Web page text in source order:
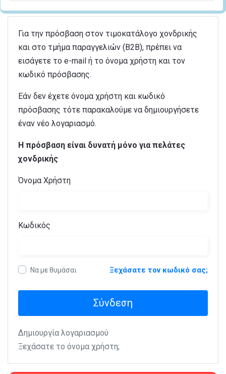
Για την πρόσβαση στον τιμοκατάλογο χονδρικής
και στο τμήμα παραγγελιών (B2B), πρέπει να
εισάγετε το e-mail ή το όνομα χρήστη και τον
κωδικό πρόσβασης.
Εάν δεν έχετε όνομα χρήστη και κωδικό
πρόσβασης τότε παρακαλούμε να δημιουργήσετε
έναν νέο λογαριασμό.
Η πρόσβαση είναι δυνατή μόνο για πελάτες
χονδρικής
Όνομα Χρήστη
Κωδικός
Να με θυμάσαι Ξεχάσατε τον κωδικό σας;
Σύνδεση
Δημιουργία λογαριασμού
Ξεχάσατε το όνομα χρήστη;